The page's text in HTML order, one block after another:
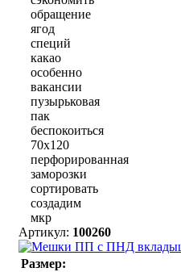
обращение
ягод
специй
какао
особенно
вакансии
пузырьковая
пак
беспокоиться
70х120
перфорированная
заморозки
сортировать
создадим
мкр
Артикул: 100260
Размер: